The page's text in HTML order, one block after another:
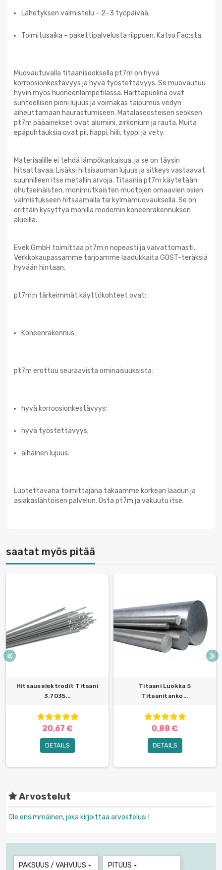
Lähetyksen valmistelu – 2–3 työpäivää.
Toimitusaika – pakettipalvelusta riippuen. Katso Faq:sta.
Muovautuvalla titaaniseoksella pt7m on hyvä
korroosionkestävyys ja hyvä työstettävyys. Se muovautuu
hyvin myös huoneenlämpötilassa. Haittapuolina ovat
suhteellisen pieni lujuus ja voimakas taipumus vedyn
aiheuttamaan haurastumiseen. Matalaseosteisen seoksen
pt7m pääainekset ovat alumiini, zirkonium ja rauta. Muita
epäpuhtauksia ovat pii, happi, hiili, typpi ja vety.
Materiaalille ei tehdä lämpökarkaisua, ja se on täysin
hitsattavaa. Lisäksi hitsisauman lujuus ja sitkeys vastaavat
suunnilleen itse metallin arvoja. Titaania pt7m käytetään
ohutseinäisten, monimutkaisten muotojen omaavien osien
valmistukseen hitsaamalla tai kylmämuovauksella. Se on
erittäin kysyttyä monilla modernin koneenrakennuksen
alueilla.
Evek GmbH toimittaa pt7m:n nopeasti ja vaivattomasti.
Verkkokaupassamme tarjoamme laadukkaita GOST-teräksiä
hyvään hintaan.
pt7m:n tärkeimmät käyttökohteet ovat:
Koneenrakennus.
pt7m erottuu seuraavista ominaisuuksista:
hyvä korroosionkestävyys;
hyvä työstettävyys;
alhainen lujuus.
Luotettavana toimittajana takaamme korkean laadun ja
asiakaslähtöisen palvelun. Osta pt7m ja vakuutu itse.
saatat myös pitää
Hitsauselektrodit Titaani
3.7035...
20,67 €
DETAILS
Titaani Luokka 5
Titaanitanko...
0,88 €
DETAILS
Arvostelut
Ole ensimmäinen, joka kirjoittaa arvostelusi !
PAKSUUS / VAHVUUS  PITUUS 